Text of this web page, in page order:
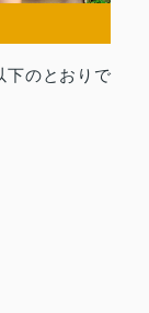
下のとおりで